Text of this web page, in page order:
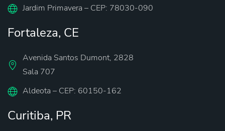
Jardim Primavera – CEP: 78030-090
Fortaleza, CE
Avenida Santos Dumont, 2828
Sala 707
Aldeota – CEP: 60150-162
Curitiba, PR